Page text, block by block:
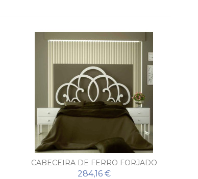
CABECEIRA DE FERRO FORJADO
GUADALAJARA
284,16 €